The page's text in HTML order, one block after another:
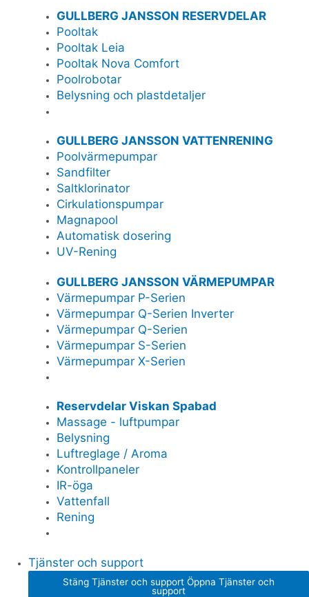
GULLBERG JANSSON RESERVDELAR
Pooltak
Pooltak Leia
Pooltak Nova Comfort
Poolrobotar
Belysning och plastdetaljer
GULLBERG JANSSON VATTENRENING
Poolvärmepumpar
Sandfilter
Saltklorinator
Cirkulationspumpar
Magnapool
Automatisk dosering
UV-Rening
GULLBERG JANSSON VÄRMEPUMPAR
Värmepumpar P-Serien
Värmepumpar Q-Serien Inverter
Värmepumpar Q-Serien
Värmepumpar S-Serien
Värmepumpar X-Serien
Reservdelar Viskan Spabad
Massage - luftpumpar
Belysning
Luftreglage / Aroma
Kontrollpaneler
IR-öga
Vattenfall
Rening
Tjänster och support
Stäng Tjänster och support Öppna Tjänster och
support